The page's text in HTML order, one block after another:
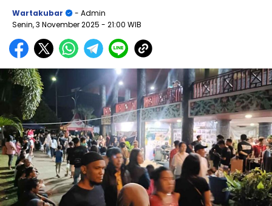
Wartakubar
- Admin
Senin, 3 November 2025 - 21:00 WIB